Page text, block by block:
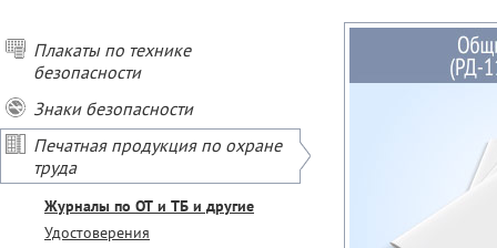
Плакаты по технике
безопасности
Знаки безопасности
Печатная продукция по охране
труда
Журналы по ОТ и ТБ и другие
Удостоверения